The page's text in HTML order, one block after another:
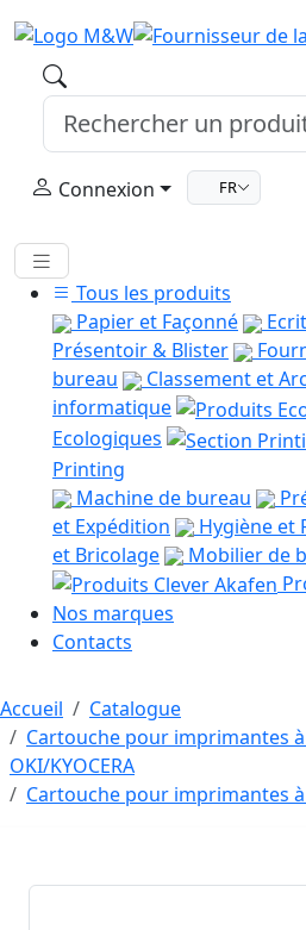
Connexion FR
Tous les produits
Papier et Façonné
Présentoir & Blister
bureau
Classement et
informatique
Ecologiques
Printing
Machine de bureau
et Expédition
Hygiène et
et Bricolage
Mobilier de
Nos marques
Contacts
Accueil
Catalogue
Cartouche pour imprimantes
OKI/KYOCERA
Cartouche pour imprimantes à